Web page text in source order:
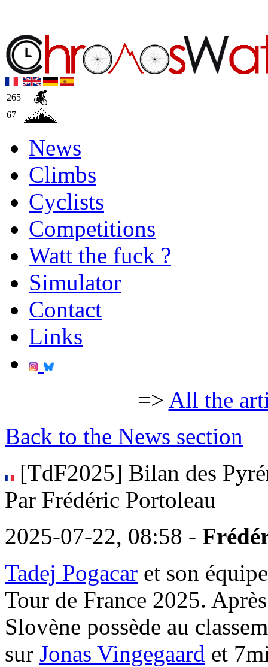
265
67
News
Climbs
Cyclists
Competitions
Watt the fuck ?
Simulator
Contact
Links
=> All the
Back to the News section
[TdF2025] Bilan des
Par Frédéric Portoleau
2025-07-22, 08:58 -
Tadej Pogacar et son
Tour de France 2025.
Slovène possède au
sur Jonas Vingegaard et